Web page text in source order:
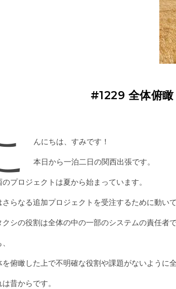
#1229 全体俯
んにちは、すみです！
本日から一泊二日の関西出張です。
のプロジェクトは夏から始まっています。
さらなる追加プロジェクトを受注するために動いて
クシの役割は全体の中の一部のシステムの責任者で
を俯瞰した上で不明確な役割や課題がないように
は昔からです。